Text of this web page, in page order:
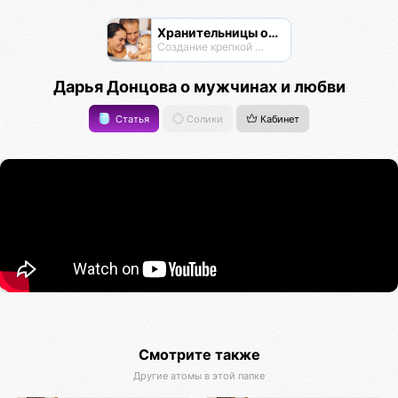
Хранительницы очага
Создание крепкой семьи
Дарья Донцова о мужчинах и любви
Статья Солики Кабинет
Смотрите также
Другие атомы в этой папке